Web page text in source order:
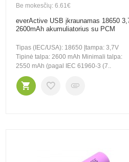
Be mokesčių: 6.61€
everActive USB įkraunamas 18650
2600mAh akumuliatorius su PCM
Tipas (IEC/USA): 18650 Įtampa: 3,7V
Tipinė talpa: 2600 mAh Minimali talpa:
2550 mAh (pagal IEC 61960-3 (7..